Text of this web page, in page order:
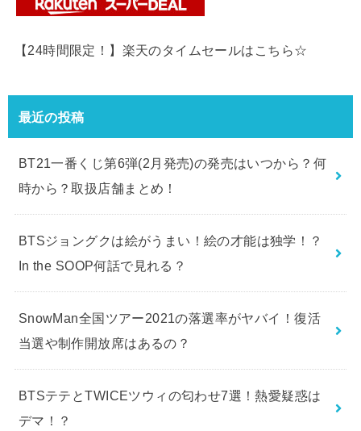
【24時間限定！】楽天のタイムセールはこちら☆
最近の投稿
BT21一番くじ第6弾(2月発売)の発売はいつから？何
時から？取扱店舗まとめ！
BTSジョングクは絵がうまい！絵の才能は独学！？
In the SOOP何話で見れる？
SnowMan全国ツアー2021の落選率がヤバイ！復活
当選や制作開放席はあるの？
BTSテテとTWICEツウィの匂わせ7選！熱愛疑惑は
デマ！？